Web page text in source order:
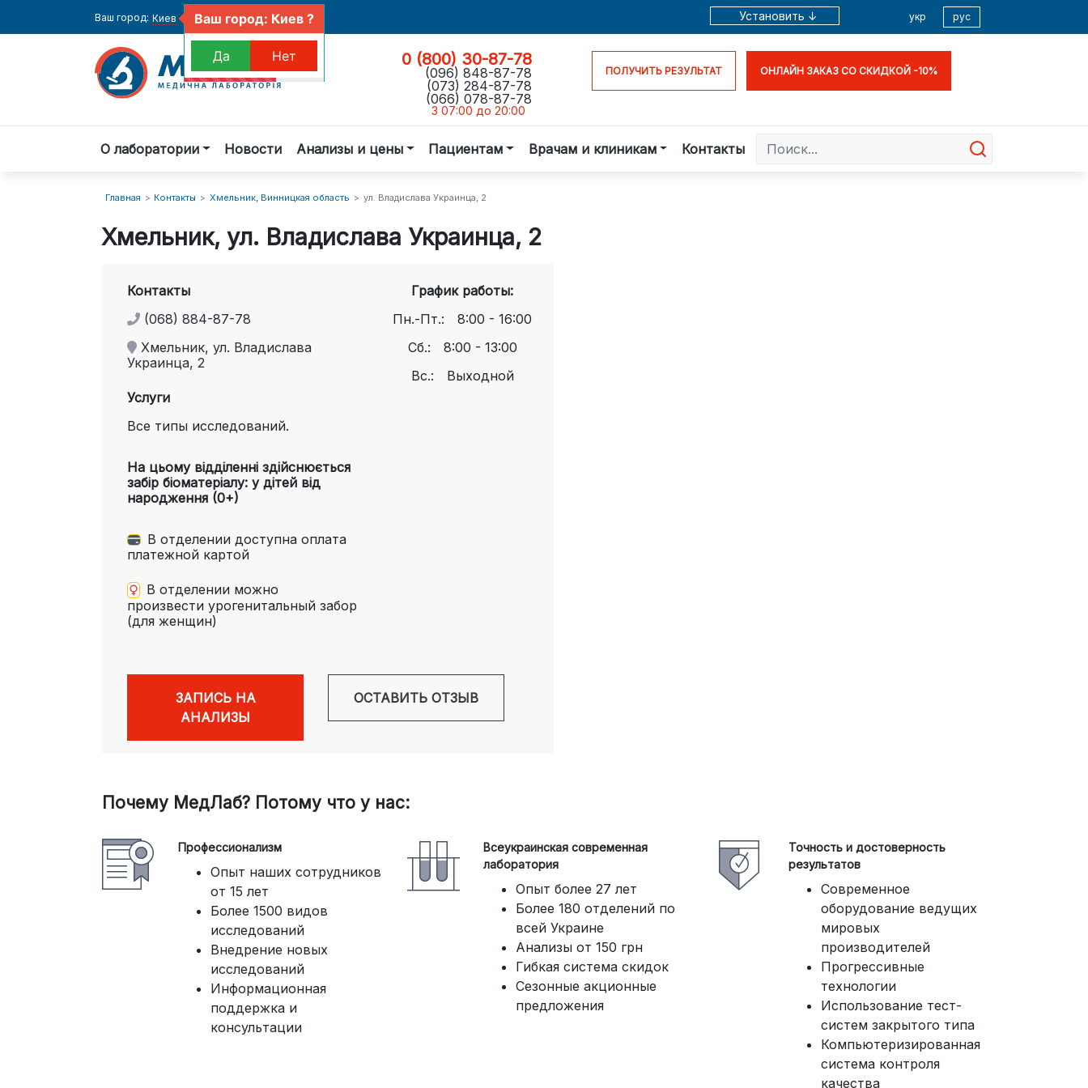
Ваш город: Киев Установить ↓ укр рус
0 (800) 30-87-78
(096) 848-87-78
(073) 284-87-78
(066) 078-87-78
З 07:00 до 20:00
ПОЛУЧИТЬ РЕЗУЛЬТАТ ОНЛАЙН ЗАКАЗ СО СКИДКОЙ -10%
О лаборатории Новости Анализы и цены Пациентам Врачам и клиникам Контакты
Главная Контакты Хмельник, Винницкая область ул. Владислава Украинца, 2
Хмельник, ул. Владислава Украинца, 2
Контакты
(068) 884-87-78
Хмельник, ул. Владислава
Украинца, 2
Услуги
Все типы исследований.
На цьому відділенні здійснюється
забір біоматеріалу: у дітей від
народження (0+)
В отделении доступна оплата
платежной картой
В отделении можно
произвести урогенитальный забор
(для женщин)
График работы:
Пн.-Пт.:
8:00 - 16:00
Сб.:
8:00 - 13:00
Вс.:
Выходной
ЗАПИСЬ НА
АНАЛИЗЫ
ОСТАВИТЬ ОТЗЫВ
Почему МедЛаб? Потому что у нас:
Профессионализм
Опыт наших сотрудников
от 15 лет
Более 1500 видов
исследований
Внедрение новых
исследований
Информационная
поддержка и
консультации
Всеукраинская современная
лаборатория
Опыт более 27 лет
Более 180 отделений по
всей Украине
Анализы от 150 грн
Гибкая система скидок
Сезонные акционные
предложения
Точность и достоверность
результатов
Современное
оборудование ведущих
мировых
производителей
Прогрессивные
технологии
Использование тест-
систем закрытого типа
Компьютеризированная
система контроля
качества
Ваш город: Киев ?
Да Нет